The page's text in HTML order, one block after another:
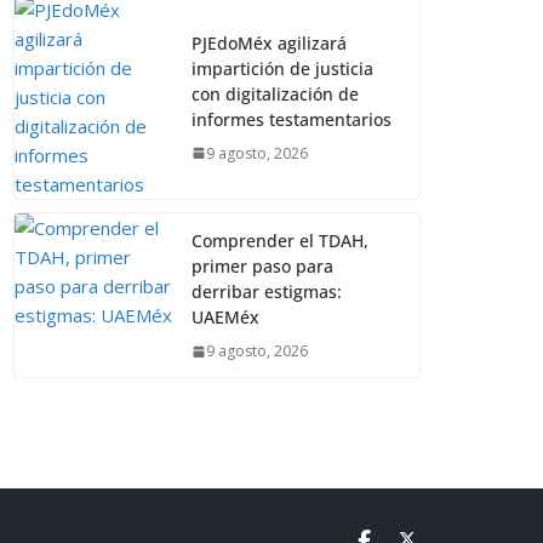
PJEdoMéx agilizará
impartición de justicia
con digitalización de
informes testamentarios
9 agosto, 2026
Comprender el TDAH,
primer paso para
derribar estigmas:
UAEMéx
9 agosto, 2026